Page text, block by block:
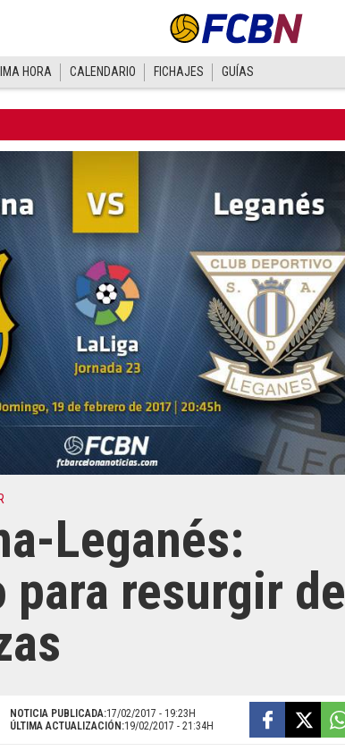
HORA CALENDARIO FICHAJES GUÍAS
Leganés:
para resurgir de
NOTICIA PUBLICADA:17/02/2017 - 19:23H
ÚLTIMA ACTUALIZACIÓN:19/02/2017 - 21:34H